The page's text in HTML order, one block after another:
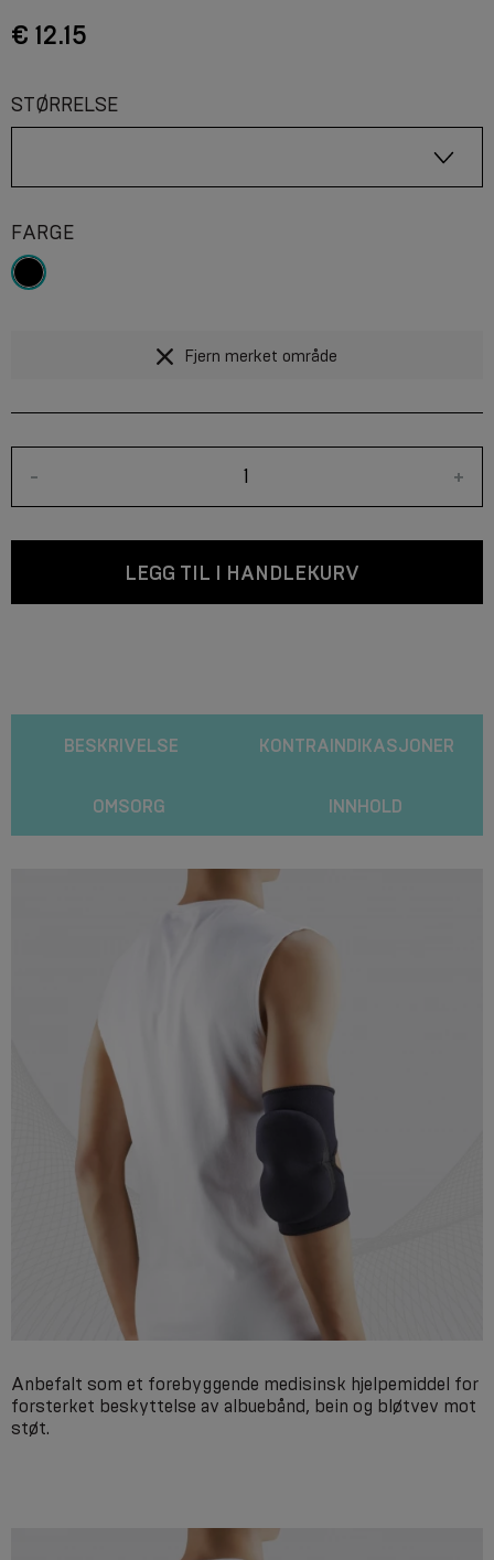
€ 12.15
STØRRELSE
FARGE
Fjern merket område
- +
LEGG TIL I HANDLEKURV
BESKRIVELSE KONTRAINDIKASJONER
OMSORG INNHOLD
Anbefalt som et forebyggende medisinsk hjelpemiddel for
forsterket beskyttelse av albuebånd, bein og bløtvev mot
støt.